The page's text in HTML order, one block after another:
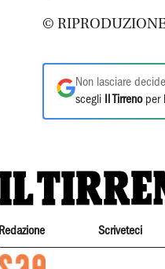
© RIPRODUZIONE
Non lasciare
scegli
Il Tirrenoper
Redazione Scriveteci